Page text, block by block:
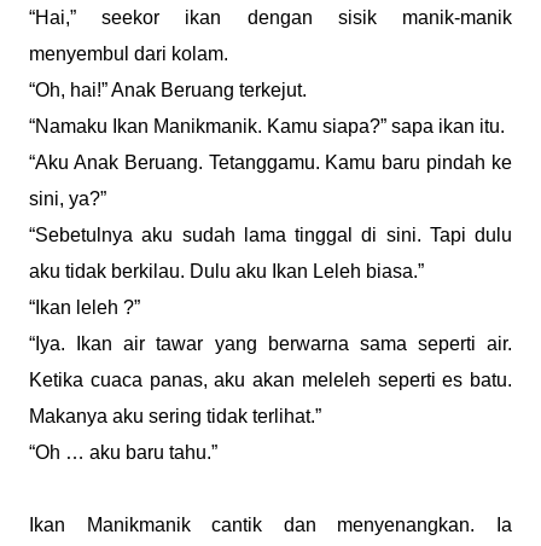
“Hai,” seekor ikan dengan sisik manik-manik
menyembul dari kolam.
“Oh, hai!” Anak Beruang terkejut.
“Namaku Ikan Manikmanik. Kamu siapa?” sapa ikan itu.
“Aku Anak Beruang. Tetanggamu. Kamu baru pindah ke
sini, ya?”
“Sebetulnya aku sudah lama tinggal di sini. Tapi dulu
aku tidak berkilau. Dulu aku Ikan Leleh biasa.”
“Ikan leleh ?”
“Iya. Ikan air tawar yang berwarna sama seperti air.
Ketika cuaca panas, aku akan meleleh seperti es batu.
Makanya aku sering tidak terlihat.”
“Oh … aku baru tahu.”
Ikan Manikmanik cantik dan menyenangkan. Ia